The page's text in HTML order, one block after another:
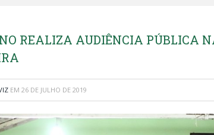
REALIZA AUDIÊNCIA PÚBLICA
EM 26 DE JULHO DE 2019